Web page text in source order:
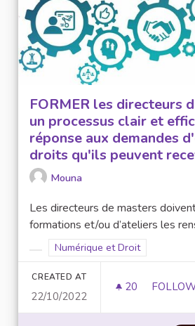
FORMER les directeurs
un processus clair et
réponse aux demandes
droits qu'ils peuvent
Mouna
Les directeurs de masters
formations et/ou d’ateliers les
Filter results for category:
Filter results for scope:
Numérique et Droit
CREATED AT
22/10/2022
20 20